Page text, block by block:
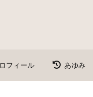
フィール あゆみ